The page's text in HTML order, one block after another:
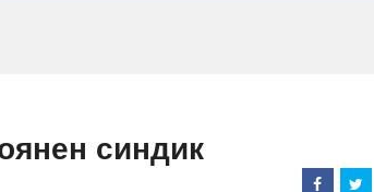
синдик